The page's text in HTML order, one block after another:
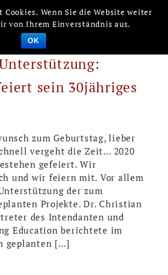
Startseite
Mitglied werden
News
Projekte
Chronik
Kontakt
Förderkreis
Leipzig e.V.
Erstklassige
sein 30jähriges
zum Geburtstag, lieber
vergeht die Zeit… 2020
gefeiert. Wir
und wir feiern mit. Vor allem
der zum
Projekte. Dr. Christian
des Intendanten und
Education berichtete im
geplanten […]
Cookies. Wenn Sie die Website weiter
von Ihrem Einverständnis aus.
OK